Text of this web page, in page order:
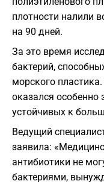
плотности налили
на 90 дней.
За это время
бактерий,
морского
оказался
устойчивых к
Ведущий
заявила:
антибиотики не
бактериями,